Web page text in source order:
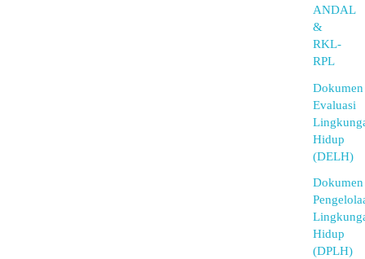
ANDAL
&
RKL-
RPL
Dokumen
Evaluasi
Hidup
(DELH)
Dokumen
Hidup
(DPLH)